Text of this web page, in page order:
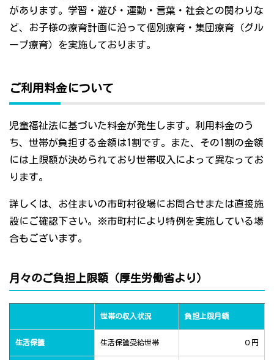
があります。学習・遊び・運動・言葉・社会との関わりな
ど、お子様の療育計画に沿って個別療育・集団療育（グル
ープ療育）を実施しております。
ご利用料金について
児童福祉法に基づいた料金が発生します。利用料金のう
ち、世帯が負担する金額は1割です。また、その1割の金額
には上限額が決められており世帯収入によって異なってお
ります。
詳しくは、お住まいの市町村役場にお問合せまたは直接施
設にご確認下さい。※市町村により特例を実施している場
合もございます。
月々のご負担上限額（厚生労働省より）
世帯の収入状況 負担上限月額
生活保護 生活保護受給世帯 ０円